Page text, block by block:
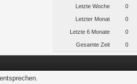
Letzte Woche 0
Letzter Monat 0
Letzte 6 Monate 0
Gesamte Zeit 0